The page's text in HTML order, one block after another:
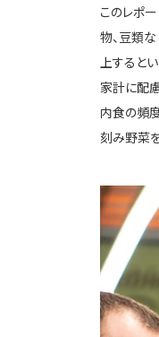
このレポ
物、豆類
上すると
家計に配
内食の頻
刻み野菜